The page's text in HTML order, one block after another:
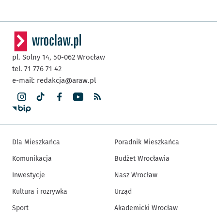
pl. Solny 14, 50-062 Wrocław
tel. 71 776 71 42
e-mail: redakcja@araw.pl
Dla Mieszkańca
Komunikacja
Inwestycje
Kultura i rozrywka
Sport
Poradnik Mieszkańca
Budżet Wrocławia
Nasz Wrocław
Urząd
Akademicki Wrocław